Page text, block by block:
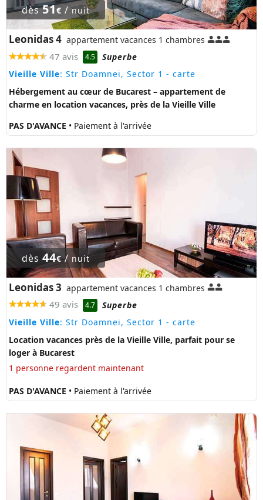
dès51€ /nuit
Leonidas 4 appartement vacances 1 chambres
47 avis 4.5
Superbe
Vieille Ville: Str Doamnei, Sector 1 - carte
Hébergement au cœur de Bucarest – appartement de
charme en location vacances, près de la Vieille Ville
PAS D'AVANCE • Paiement à l'arrivée
dès 44€/ nuit
Leonidas 3 appartement vacances 1 chambres
49 avis 4.7
Superbe
Vieille Ville: Str Doamnei, Sector 1 - carte
Location vacances près de la Vieille Ville, parfait pour se
loger à Bucarest
1 personne regardent maintenant
PAS D'AVANCE • Paiement à l'arrivée